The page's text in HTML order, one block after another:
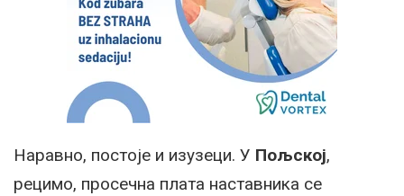
Наравно, постоје и изузеци. У Пољској,
рецимо, просечна плата наставника се